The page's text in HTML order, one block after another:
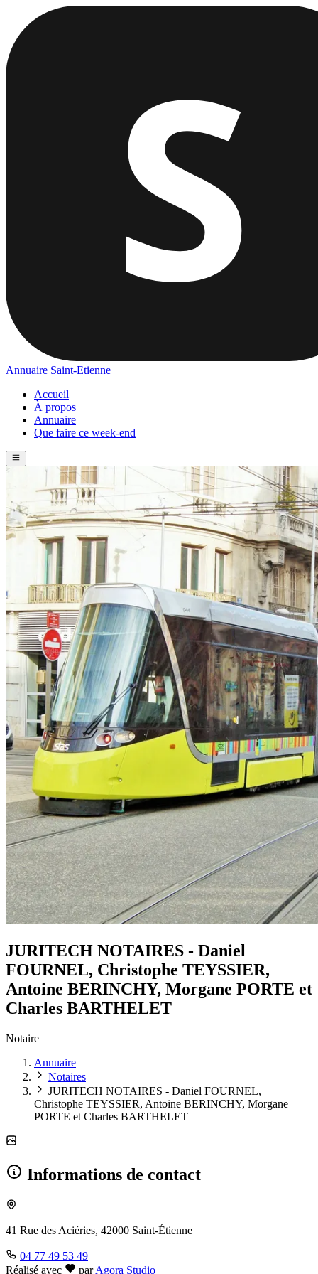
Annuaire Saint-Etienne
Accueil
À propos
Annuaire
Que faire ce week-end
JURITECH NOTAIRES - Daniel
FOURNEL, Christophe TEYSSIER,
Antoine BERINCHY, Morgane PORTE et
Charles BARTHELET
Notaire
Annuaire
Notaires
JURITECH NOTAIRES - Daniel FOURNEL,
Christophe TEYSSIER, Antoine BERINCHY, Morgane
PORTE et Charles BARTHELET
Informations de contact
41 Rue des Aciéries, 42000 Saint-Étienne
04 77 49 53 49
Réalisé avec
par Agora Studio